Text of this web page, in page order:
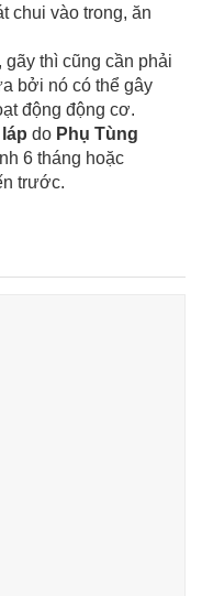
chui vào trong, ăn
gãy thì cũng cần phải
bởi nó có thể gây
động động cơ.
do Phụ Tùng
6 tháng hoặc
trước.